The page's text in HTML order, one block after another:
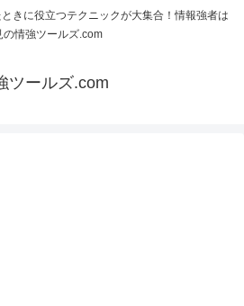
きに役立つテクニックが大集合！情報強者は
の情強ツールズ.com
ツールズ.com